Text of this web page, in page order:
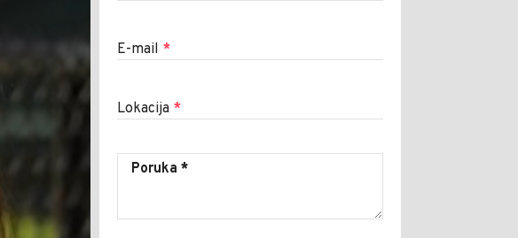
E-mail *
Lokacija *